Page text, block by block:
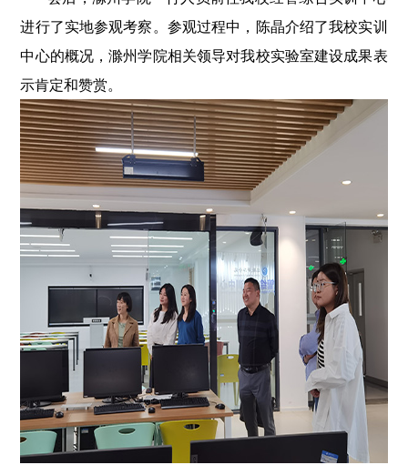
进行了实地参观考察。参观过程中，陈晶介绍了我校实训
中心的概况，滁州学院相关领导对我校实验室建设成果表
示肯定和赞赏。